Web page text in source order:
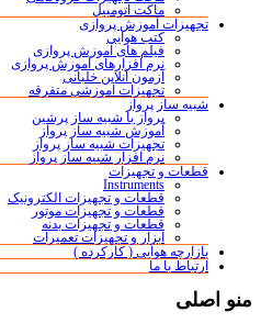
ماکت اتومبیل
تجهیزات آموزش پروازی
کتب هوایی
فیلم های آموزش پروازی
نرم افزارهای آموزش پروازی
آزمون آنلاین خلبانی
تجهیزات آموزشی متفرقه
شبیه ساز پرواز
پرواز با شبیه ساز پرشین
آموزش شبیه ساز پرواز
تجهیزات شبیه ساز پرواز
نرم افزار شبیه ساز پرواز
قطعات و تجهیزات
Instruments
قطعات و تجهیزات الکترونیک
قطعات و تجهیزات موتور
قطعات و تجهیزات بدنه
ابزار و تجهیزات تعمیرات
بازارچه هوایی ( کارکرده )
ارتباط با ما
منو اصلی